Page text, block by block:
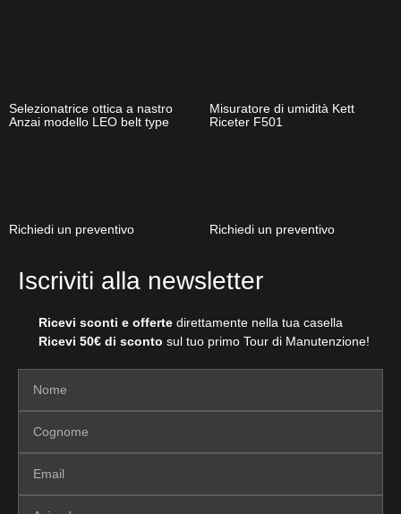
Selezionatrice ottica a nastro
Anzai modello LEO belt type
Richiedi un preventivo
Misuratore di umidità Kett
Riceter F501
Richiedi un preventivo
Iscriviti alla newsletter
Ricevi sconti e offertedirettamente nella tua casella
Ricevi 50€ di sconto sul tuo primo Tour di Manutenzione!